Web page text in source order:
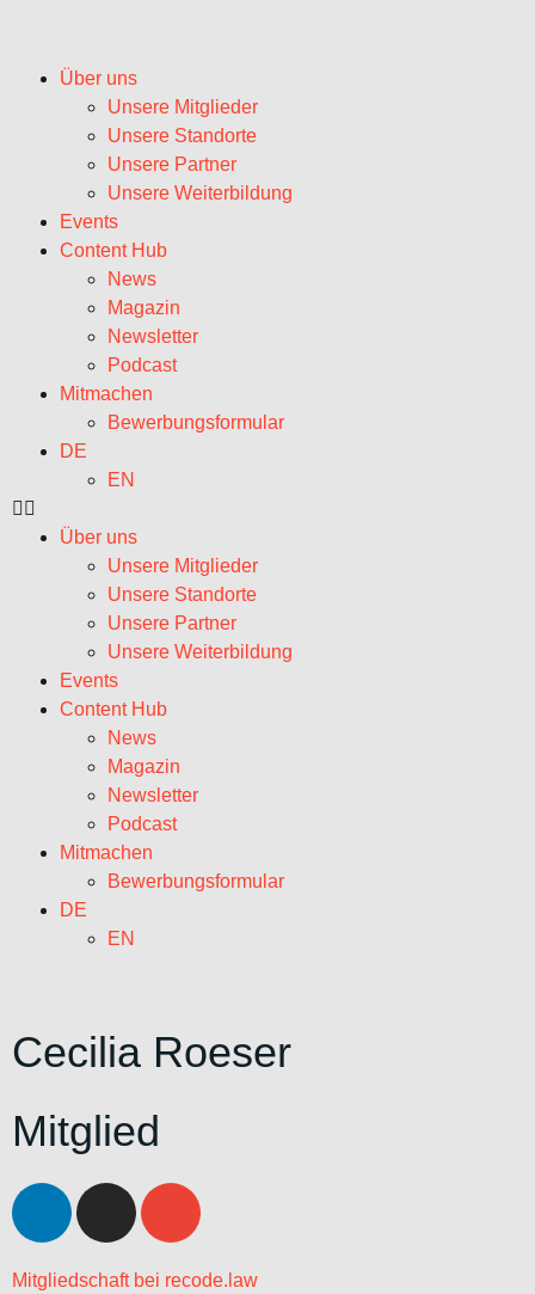
Über uns
Unsere Mitglieder
Unsere Standorte
Unsere Partner
Unsere Weiterbildung
Events
Content Hub
News
Magazin
Newsletter
Podcast
Mitmachen
Bewerbungsformular
DE
EN
Über uns
Unsere Mitglieder
Unsere Standorte
Unsere Partner
Unsere Weiterbildung
Events
Content Hub
News
Magazin
Newsletter
Podcast
Mitmachen
Bewerbungsformular
DE
EN
Cecilia Roeser
Mitglied
Mitgliedschaft bei recode.law